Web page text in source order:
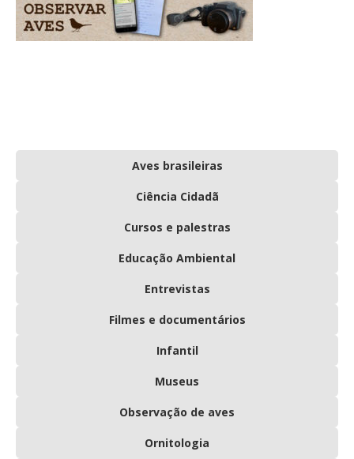
Aves brasileiras
Ciência Cidadã
Cursos e palestras
Educação Ambiental
Entrevistas
Filmes e documentários
Infantil
Museus
Observação de aves
Ornitologia